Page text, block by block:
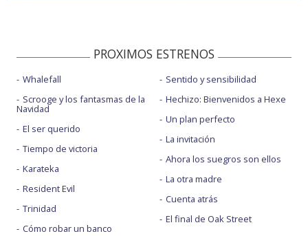
PROXIMOS ESTRENOS
Whalefall
Scrooge y los fantasmas de la
Navidad
El ser querido
Tiempo de victoria
Karateka
Resident Evil
Trinidad
Cómo robar un banco
Sentido y sensibilidad
Hechizo: Bienvenidos a Hexe
Un plan perfecto
La invitación
Ahora los suegros son ellos
La otra madre
Cuenta atrás
El final de Oak Street